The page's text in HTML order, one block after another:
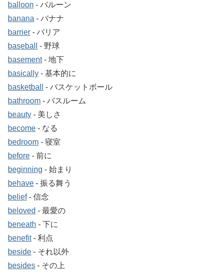
balloon ‐ バルーン
banana ‐ バナナ
barrier ‐ バリア
baseball
‐ 野球
basement‐ 地下
basically ‐ 基本的に
basketball
‐ バスケットボール
bathroom ‐ バスルーム
beauty ‐ 美しさ
become ‐ なる
bedroom ‐ 寝室
before ‐ 前に
beginning ‐ 始まり
behave ‐ 振る舞う
belief‐ 信念
beloved ‐ 最愛の
beneath ‐ 下に
benefit‐ 利点
beside ‐ それ以外
besides ‐ その上